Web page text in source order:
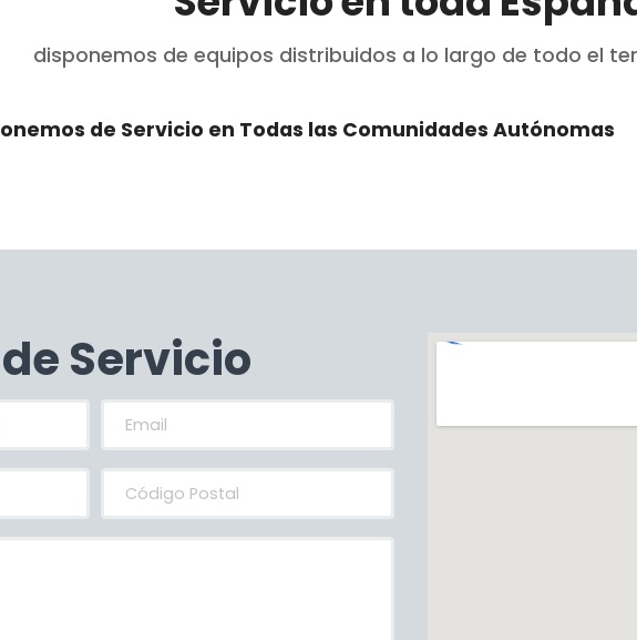
disponemos de equipos distribuidos a lo largo de todo el
de Servicio en Todas las Comunidades Autónomas
Servicio